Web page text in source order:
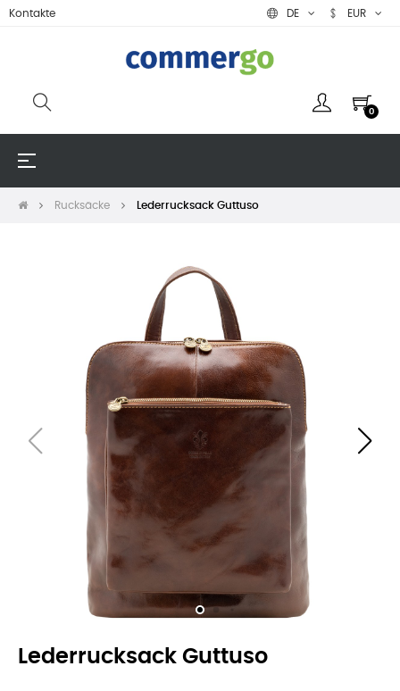
Kontakte DE EUR
0
Umschalten
☰
Rucksäcke Lederrucksack Guttuso
Lederrucksack Guttuso